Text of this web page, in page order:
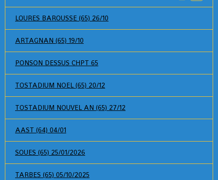
LOURES BAROUSSE (65) 26/10
ARTAGNAN (65) 19/10
PONSON DESSUS CHPT 65
TOSTADIUM NOEL (65) 20/12
TOSTADIUM NOUVEL AN (65) 27/12
AAST (64) 04/01
SOUES (65) 25/01/2026
TARBES (65) 05/10/2025